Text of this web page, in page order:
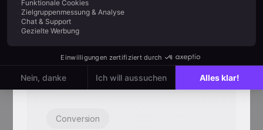
Conversion